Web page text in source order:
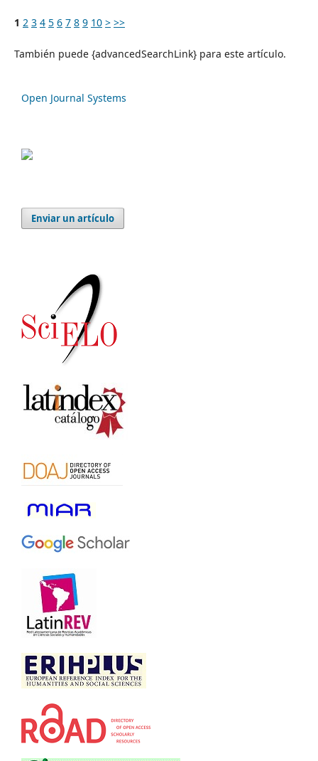
1 2 3 4 5 6 7 8 9 10 > >>
También puede {advancedSearchLink} para este artículo.
Open Journal Systems
Enviar un artículo